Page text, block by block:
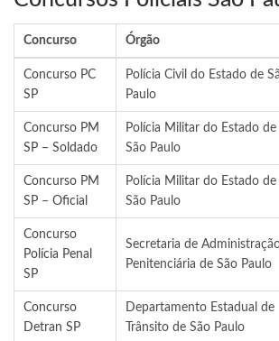
Concurso Órgão
Concurso PC
SP
Polícia Civil do Estado de
Paulo
Concurso PM
SP – Soldado
Polícia Militar do Estado de
São Paulo
Concurso PM
SP – Oficial
Polícia Militar do Estado de
São Paulo
Concurso
Polícia Penal
SP
Secretaria de
Penitenciária de São Paulo
Concurso
Detran SP
Departamento Estadual de
Trânsito de São Paulo